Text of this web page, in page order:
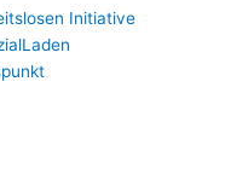
Initiative